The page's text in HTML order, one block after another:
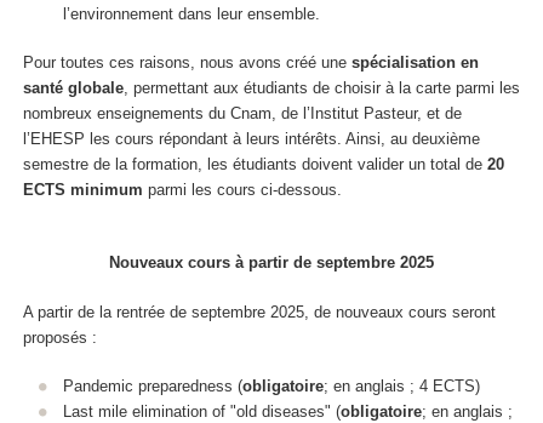
l’environnement dans leur ensemble.
Pour toutes ces raisons, nous avons créé une spécialisation en
santé globale, permettant aux étudiants de choisir à la carte parmi les
nombreux enseignements du Cnam, de l’Institut Pasteur, et de
l’EHESP les cours répondant à leurs intérêts. Ainsi, au deuxième
semestre de la formation, les étudiants doivent valider un total de 20
ECTS minimum parmi les cours ci-dessous.
Nouveaux cours à partir de septembre 2025
A partir de la rentrée de septembre 2025, de nouveaux cours seront
proposés :
Pandemic preparedness (obligatoire; en anglais ; 4 ECTS)
Last mile elimination of "old diseases" (obligatoire; en anglais ;